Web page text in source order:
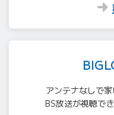
アンテナなしで
BS放送が視聴で